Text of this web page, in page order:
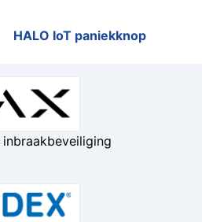
HALO IoT paniekknop